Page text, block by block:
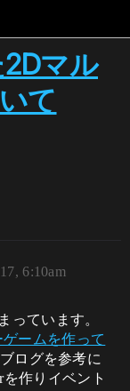
2Dマル
て
6:10am
っています。
ームを作って
ログを参考に
を作りイベント